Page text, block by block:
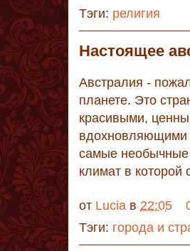
Тэги: религия
Настоящее
Австралия -
планете. Это
красивыми,
вдохновляющими
самые необычные
климат в
от Lucia в 22:05
Тэги: города и